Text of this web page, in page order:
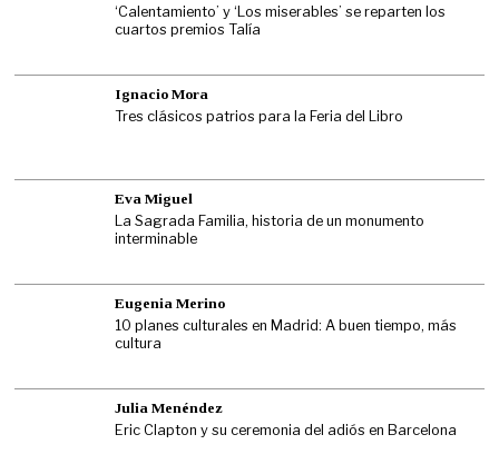
‘Calentamiento’ y ‘Los miserables’ se reparten los
cuartos premios Talía
Ignacio Mora
Tres clásicos patrios para la Feria del Libro
Eva Miguel
La Sagrada Familia, historia de un monumento
interminable
Eugenia Merino
10 planes culturales en Madrid: A buen tiempo, más
cultura
Julia Menéndez
Eric Clapton y su ceremonia del adiós en Barcelona